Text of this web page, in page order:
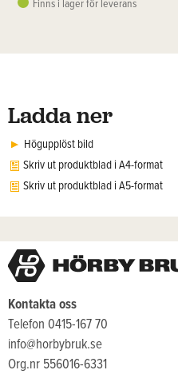
Finns i lager för leverans
Ladda ner
Högupplöst bild
Skriv ut produktblad i A4-format
Skriv ut produktblad i A5-format
Kontakta oss
Telefon 0415-167 70
info@horbybruk.se
Org.nr 556016-6331